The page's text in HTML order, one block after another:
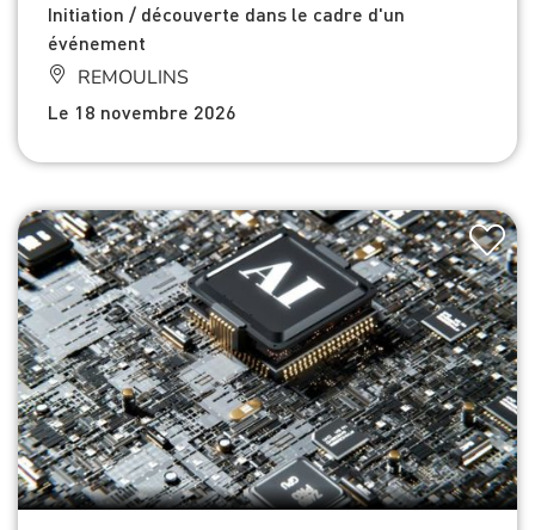
Initiation / découverte dans le cadre d'un
événement
REMOULINS
Le 18 novembre 2026